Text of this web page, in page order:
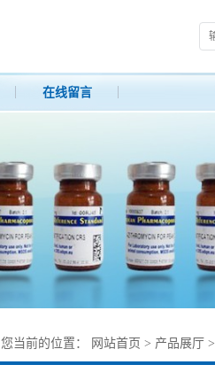
在线留言
您当前的位置： 网站首页 > 产品展厅 >